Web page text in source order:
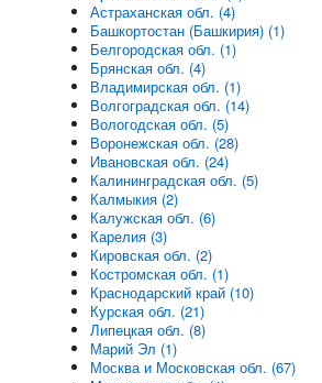
Астраханская обл. (4)
Башкортостан (Башкирия) (1)
Белгородская обл. (1)
Брянская обл. (4)
Владимирская обл. (1)
Волгоградская обл. (14)
Вологодская обл. (5)
Воронежская обл. (28)
Ивановская обл. (24)
Калининградская обл. (5)
Калмыкия (2)
Калужская обл. (6)
Карелия (3)
Кировская обл. (2)
Костромская обл. (1)
Краснодарский край (10)
Курская обл. (21)
Липецкая обл. (8)
Марий Эл (1)
Москва и Московская обл. (67)